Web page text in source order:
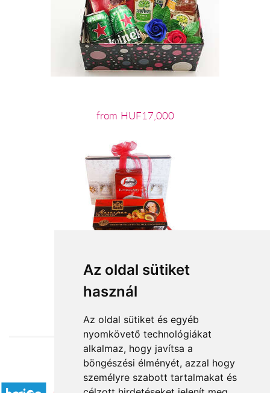
Az oldal sütiket
használ
Az oldal sütiket és egyéb
nyomkövető technológiákat
alkalmaz, hogy javítsa a
böngészési élményét, azzal hogy
személyre szabott tartalmakat és
from HUF17,000
from HUF13,640
Accepted payment methods